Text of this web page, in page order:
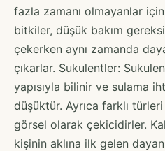
fazla zamanı olmayanlar
bitkiler, düşük bakım
çekerken aynı zamanda
çıkarlar. Sukulentler:
yapısıyla bilinir ve sulama
düşüktür. Ayrıca farklı
görsel olarak çekicidirler.
kişinin aklına ilk gelen